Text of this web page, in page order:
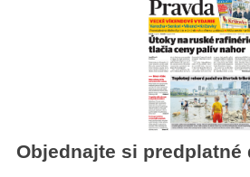
Objednajte si predplatné